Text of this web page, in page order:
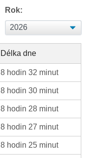
Rok:
Délka dne
8 hodin 32 minut
8 hodin 30 minut
8 hodin 28 minut
8 hodin 27 minut
8 hodin 25 minut